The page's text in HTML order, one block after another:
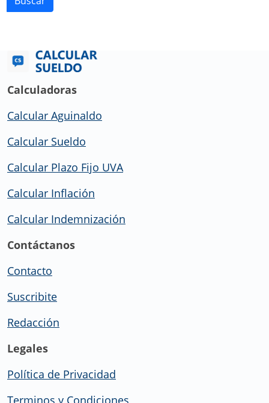
Calculadoras
Calcular Aguinaldo
Calcular Sueldo
Calcular Plazo Fijo UVA
Calcular Inflación
Calcular Indemnización
Contáctanos
Contacto
Suscribite
Redacción
Legales
Política de Privacidad
Terminos y Condiciones